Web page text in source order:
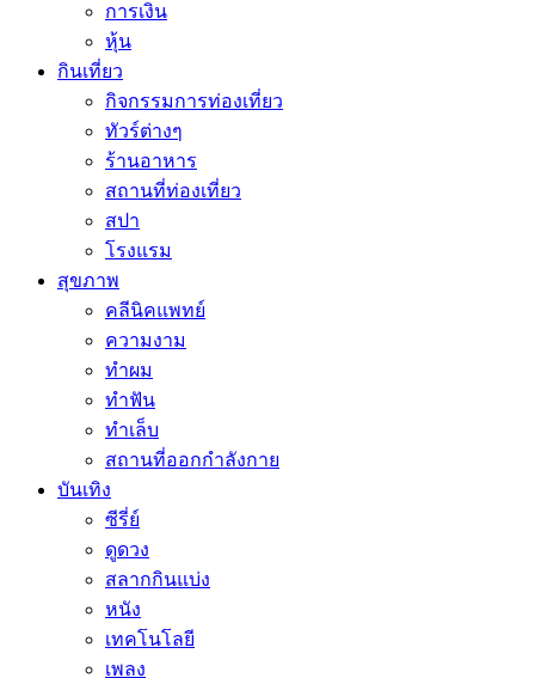
การเงิน
หุ้น
กินเที่ยว
กิจกรรมการท่องเที่ยว
ทัวร์ต่างๆ
ร้านอาหาร
สถานที่ท่องเที่ยว
สปา
โรงแรม
สุขภาพ
คลีนิคแพทย์
ความงาม
ทำผม
ทำฟัน
ทำเล็บ
สถานที่ออกกำลังกาย
บันเทิง
ซีรี่ย์
ดูดวง
สลากกินแบ่ง
หนัง
เทคโนโลยี
เพลง